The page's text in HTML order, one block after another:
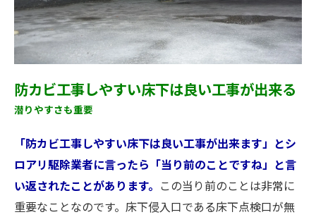
防カビ工事しやすい床下は良い工事が出来る
潜りやすさも重要
「防カビ工事しやすい床下は良い工事が出来ます」とシ
ロアリ駆除業者に言ったら「当り前のことですね」と言
い返されたことがあります。 この当り前のことは非常に
重要なことなのです。床下侵入口である床下点検口が無